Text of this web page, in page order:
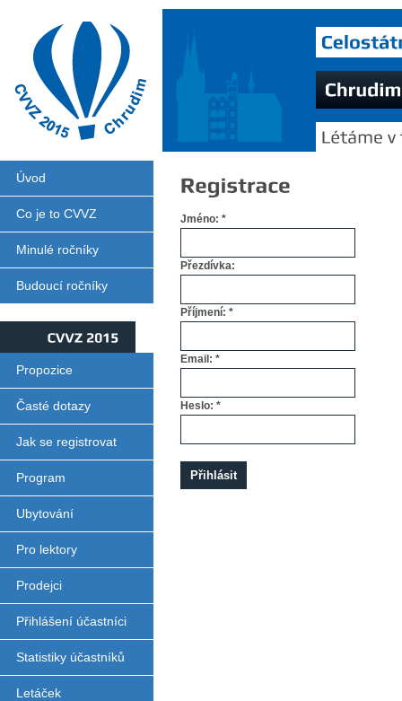
Úvod
Co je to CVVZ
Minulé ročníky
Budoucí ročníky
Propozice
Časté dotazy
Jak se registrovat
Program
Ubytování
Pro lektory
Prodejci
Přihlášení účastníci
Statistiky účastníků
Letáček
Jméno: *
Přezdívka:
Příjmení: *
Email: *
Heslo: *